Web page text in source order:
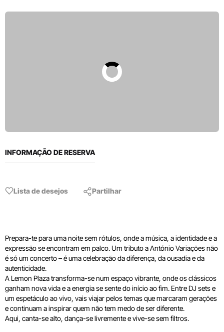
INFORMAÇÃO DE RESERVA
Lista de desejos Partilhar
Prepara-te para uma noite sem rótulos, onde a música, a identidade e a
expressão se encontram em palco. Um tributo a António Variações não
é só um concerto – é uma celebração da diferença, da ousadia e da
autenticidade.
A Lemon Plaza transforma-se num espaço vibrante, onde os clássicos
ganham nova vida e a energia se sente do início ao fim. Entre DJ sets e
um espetáculo ao vivo, vais viajar pelos temas que marcaram gerações
e continuam a inspirar quem não tem medo de ser diferente.
Aqui, canta-se alto, dança-se livremente e vive-se sem filtros.